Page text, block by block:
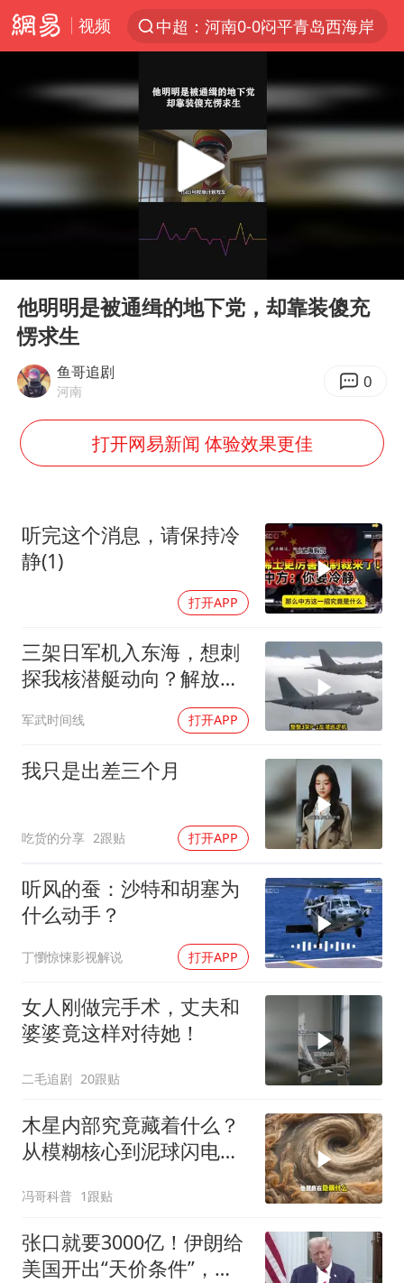
视频
中超：河南0-0闷平青岛西海岸
白海豚对华东华北影响会大于巴威
王传君 《披荆斩棘》
于东来回应胖东来近25年老店年底关闭
浙江近300条预警生效中 今夜大部暴雨
浙江省甬江发生2026年第1号洪水
国足U17与阿森纳决赛取消 并列冠军
以军士兵把枪口对准中国记者
总书记点赞的非遗苗绣焕发新生机
Play
他明明是被通缉的地下党，却靠装傻充
愣求生
鱼哥追剧
河南 0
打开网易新闻 体验效果更佳
听完这个消息，请保持冷
静(1)
打开APP
三架日军机入东海，想刺
探我核潜艇动向？解放军
军武时间线 打开APP
我只是出差三个月
吃货的分享 2跟贴 打开APP
听风的蚕：沙特和胡塞为
什么动手？
丁懰惊悚影视解说 打开APP
女人刚做完手术，丈夫和
婆婆竟这样对待她！
二毛追剧 20跟贴
木星内部究竟藏着什么？
从模糊核心到泥球闪电，
冯哥科普 1跟贴
张口就要3000亿！伊朗给
美国开出“天价条件”，特